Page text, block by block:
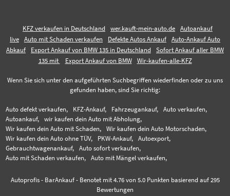
KFZ verkaufen in Deutschland wer.kauft-mein-auto.de
Autoankauf
live
Auto mit Schaden verkaufen Defekte Autos Ankauf
Auto-Ankauf Auto
Abkauf
Export Ankauf von BMW 135 in Deutschland
Sofort Ankauf aller BMW
135 mit
Export Ankauf von BMW Wir-kaufen-alle-KFZ
Wenn Sie sich unter den aufgeführten Suchbegriffen wiederfinden oder zu uns
gefunden haben, sind Sie richtig:
Auto defekt verkaufen, KFZ-Ankauf, Fahrzeugankauf,
Auto verkaufen,
Autoankauf,
wir kaufen dein Auto mit Abholung,
Wir kaufen dein Auto mit Schaden,
Wir kaufen dein Auto Motorschaden,
Wir kaufen dein Auto ohne TÜV,
PKW-Ankauf,
Autoexport,
Gebrauchtwagenankauf,
Auto sofort verkaufen,
Auto mit Schaden verkaufen,
Auto mit Mängel verkaufen,
Autoprofis - BarAnkauf- Benotet mit 4.76von 5.0 Punkten basierend auf 295
Bewertungen